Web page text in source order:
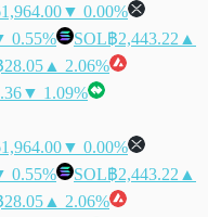
▼ 0.00%
0.55% SOL฿2,443.22 ▲
28.05 ▲ 2.06%
▼ 1.09%
▼ 0.00%
0.55% SOL฿2,443.22 ▲
28.05 ▲ 2.06%